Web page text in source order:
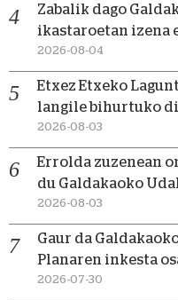
Zabalik dago
ikastaroetan izena
2026-08-04
Etxez Etxeko
langile bihurtuko
2026-08-03
Errolda zuzenean
du Galdakaoko
2026-08-03
Gaur da
Planaren inkesta
2026-07-30